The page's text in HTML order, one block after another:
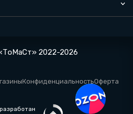
2022-2026
КонфиденциальностьОферта